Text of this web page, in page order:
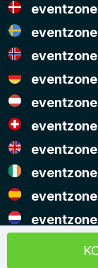
© Copyright